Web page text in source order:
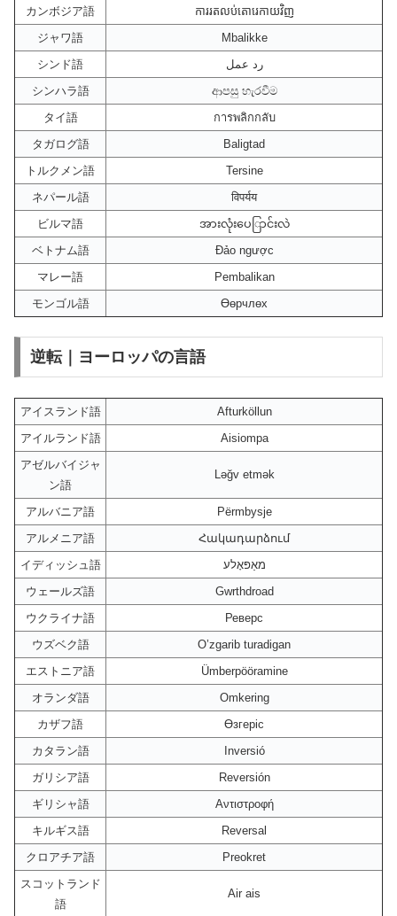
カンボジア語
ការរតលប់តោរេកាយវិញ
ジャワ語
Mbalikke
シンド語
رد عمل
シンハラ語
ආපසු හැරවීම
タイ語
การพลิกกลับ
タガログ語
Baligtad
トルクメン語
Tersine
ネパール語
विपर्यय
ビルマ語
အားလုံးပေြာင်းလဲ
ベトナム語
Đảo ngược
マレー語
Pembalikan
モンゴル語
Өөрчлөх
逆転｜ヨーロッパの言語
アイスランド語
Afturköllun
アイルランド語
Aisiompa
アゼルバイジャ
ン語
Ləğv etmək
アルバニア語
Përmbysje
アルメニア語
Հակադարձում
イディッシュ語
מאַפּאָלע
ウェールズ語
Gwrthdroad
ウクライナ語
Реверс
ウズベク語
O’zgarib turadigan
エストニア語
Ümberpööramine
オランダ語
Omkering
カザフ語
Өзгеріс
カタラン語
Inversió
ガリシア語
Reversión
ギリシャ語
Αντιστροφή
キルギス語
Reversal
クロアチア語
Preokret
スコットランド
語
Air ais